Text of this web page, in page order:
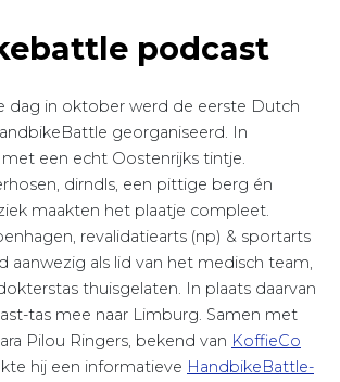
podcast
dag in oktober werd de eerste Dutch
georganiseerd. In
een echt Oostenrijks tintje.
dirndls, een pittige berg én
maakten het plaatje compleet.
revalidatiearts (np) & sportarts
aanwezig als lid van het medisch team,
thuisgelaten. In plaats daarvan
tas mee naar Limburg. Samen met
Pilou Ringers, bekend van KoffieCo
hij een informatieve HandbikeBattle-